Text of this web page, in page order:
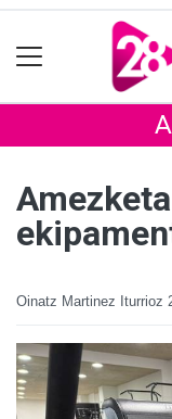
Oinatz Martinez Iturrioz